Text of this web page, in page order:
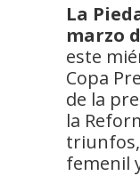
La
marzo
este
Copa
de la
la
femenil